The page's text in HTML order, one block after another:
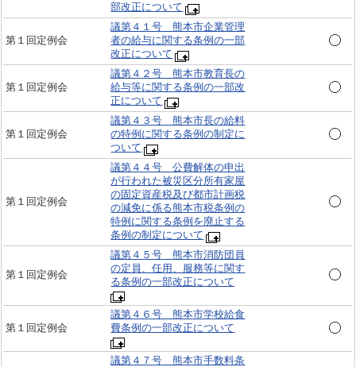
部改正について
第１回定例会
議第４１号 熊本市企業管理
者の給与に関する条例の一部
改正について
第１回定例会
議第４２号 熊本市教育長の
給与等に関する条例の一部改
正について
第１回定例会
議第４３号 熊本市長の給料
の特例に関する条例の制定に
ついて
第１回定例会
議第４４号 公費解体の申出
が行われた被災区分所有家屋
の固定資産税及び都市計画税
の減免に係る熊本市税条例の
特例に関する条例を廃止する
条例の制定について
第１回定例会
議第４５号 熊本市消防団員
の定員、任用、服務等に関す
る条例の一部改正について
第１回定例会
議第４６号 熊本市学校給食
費条例の一部改正について
議第４７号 熊本市手数料条